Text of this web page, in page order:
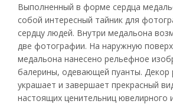
Выполненный в форме сердца
собой интересный тайник для
сердцу людей. Внутри медальона
две фотографии. На наружную
медальона нанесено рельефное
балерины, одевающей пуанты. Декор
украшает и завершает прекрасный
настоящих ценительниц ювелирного